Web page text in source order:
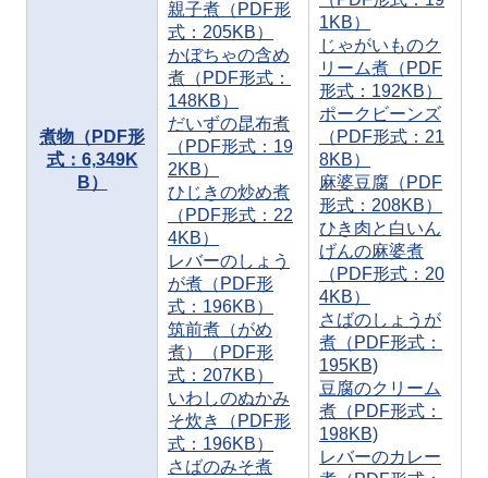
煮物（PDF形
式：6,349K
B）
親子煮（PDF形
式：205KB）
かぼちゃの含め
煮（PDF形式：
148KB）
だいずの昆布煮
（PDF形式：19
2KB）
ひじきの炒め煮
（PDF形式：22
4KB）
レバーのしょう
が煮（PDF形
式：196KB）
筑前煮（がめ
煮）（PDF形
式：207KB）
いわしのぬかみ
そ炊き（PDF形
式：196KB）
さばのみそ煮
1KB）
じゃがいものク
リーム煮（PDF
形式：192KB）
ポークビーンズ
（PDF形式：21
8KB）
麻婆豆腐（PDF
形式：208KB）
ひき肉と白いん
げんの麻婆煮
（PDF形式：20
4KB）
さばのしょうが
煮（PDF形式：
195KB)
豆腐のクリーム
煮（PDF形式：
198KB)
レバーのカレー